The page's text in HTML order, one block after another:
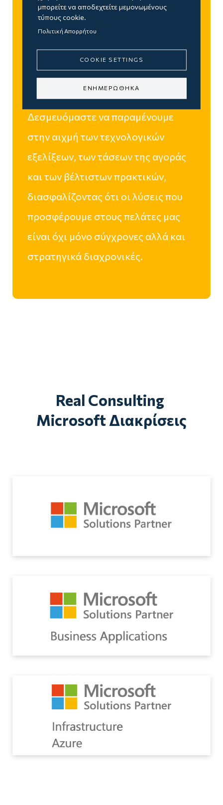
εξέλιξη
Η συνεργασία με τη Microsoft
επιτρέπει στη Real Consulting να
διατηρεί μια κουλτούρα διαρκούς
μάθησης και εξέλιξης.
Δεσμευόμαστε να παραμένουμε
στην αιχμή των τεχνολογικών
εξελίξεων, των τάσεων της αγοράς
και των βέλτιστων πρακτικών,
διασφαλίζοντας ότι οι λύσεις που
προσφέρουμε στους πελάτες μας
είναι όχι μόνο σύγχρονες αλλά και
στρατηγικά διαχρονικές.
Real Consulting
Microsoft Διακρίσεις
μπορείτε να αποδεχτείτε μεμονωμένους
τύπους cookie.
Πολιτική Απορρήτου
COOKIE SETTINGS
ΕΝΗΜΕΡΩΘΗΚΑ